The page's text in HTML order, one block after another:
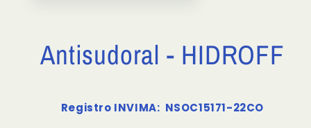
Antisudoral - HIDROFF
Registro INVIMA: NSOC15171-22CO